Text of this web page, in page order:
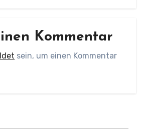
Kommentar
sein, um einen Kommentar